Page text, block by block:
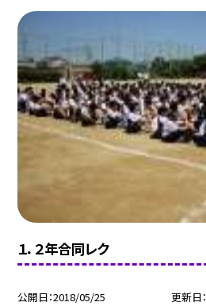
１．２年合同レク
公開日 2018/05/25 更新日